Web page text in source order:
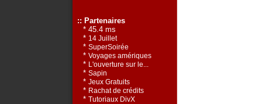
:: Partenaires
* 45.4 ms
* 14 Juillet
* SuperSoirée
* Voyages amériques
* L'ouverture sur le...
* Sapin
* Jeux Gratuits
* Rachat de crédits
* Tutoriaux DivX